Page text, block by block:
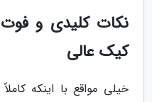
نکات کلیدی و
کیک عالی
خیلی مواقع با اینکه